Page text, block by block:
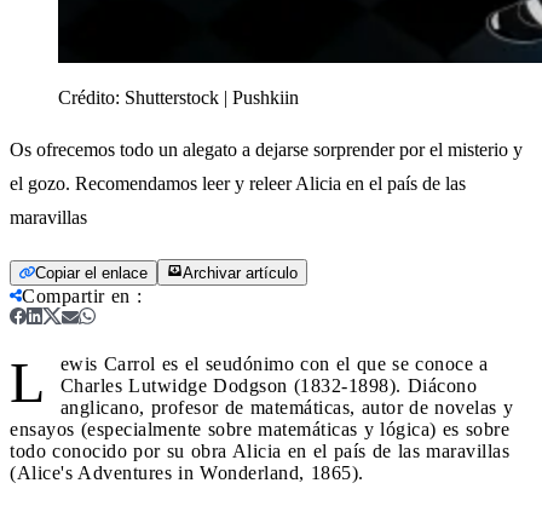
Crédito: Shutterstock | Pushkiin
Os ofrecemos todo un alegato a dejarse sorprender por el misterio y
el gozo. Recomendamos leer y releer Alicia en el país de las
maravillas
Copiar el enlace Archivar artículo
Compartir en :
L
ewis Carrol es el seudónimo con el que se conoce a
Charles Lutwidge Dodgson (1832-1898). Diácono
anglicano, profesor de matemáticas, autor de novelas y
ensayos (especialmente sobre matemáticas y lógica) es sobre
todo conocido por su obra Alicia en el país de las maravillas
(Alice's Adventures in Wonderland, 1865).